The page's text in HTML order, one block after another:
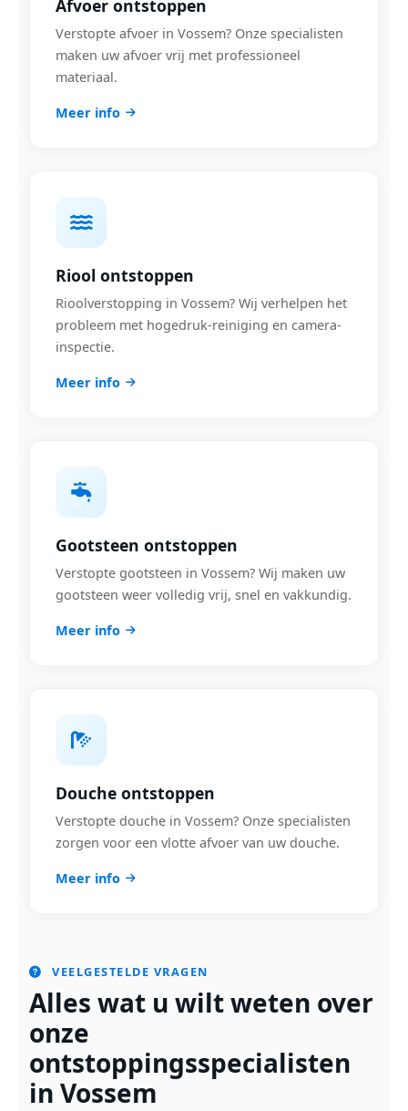
Afvoer ontstoppen
Verstopte afvoer in Vossem? Onze specialisten
maken uw afvoer vrij met professioneel
materiaal.
Meer info
Riool ontstoppen
Rioolverstopping in Vossem? Wij verhelpen het
probleem met hogedruk-reiniging en camera-
inspectie.
Meer info
Gootsteen ontstoppen
Verstopte gootsteen in Vossem? Wij maken uw
gootsteen weer volledig vrij, snel en vakkundig.
Meer info
Douche ontstoppen
Verstopte douche in Vossem? Onze specialisten
zorgen voor een vlotte afvoer van uw douche.
Meer info
VEELGESTELDE VRAGEN
Alles wat u wilt weten over
onze
ontstoppingsspecialisten
in Vossem